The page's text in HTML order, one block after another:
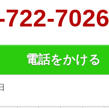
7026
電話をかける